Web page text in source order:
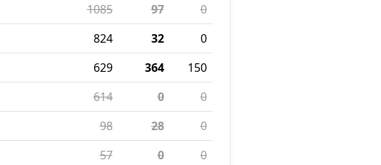
1085 97
0
824 32
0
629 364
150
614 0
0
98 28
0
57 0
0